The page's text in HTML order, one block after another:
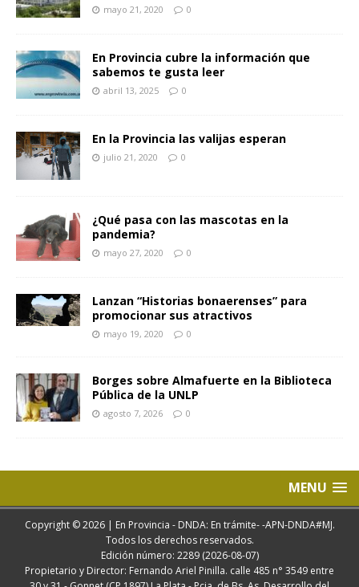
mayo 21, 2020 0
En Provincia cubre la información que
sabemos te gusta leer
abril 13, 2025 0
En la Provincia las valijas esperan
julio 21, 2020 0
¿Qué pasa con las mascotas en la
pandemia?
mayo 27, 2020 0
Lanzan “Historias bonaerenses” para
promocionar sus atractivos
mayo 19, 2020 0
Borges sobre Almafuerte en la Biblioteca
Pública de la UNLP
agosto 7, 2026 0
MENU
Copyright © 2026 | En Provincia - DNDA: En trámite- -APN-DNDA#MJ.
Todos los derechos reservados.
Edición número: 2289 (2026-08-07)
Propietario y Director: Fernando Ariel Pinilla. calle 485 n° 3549 entre